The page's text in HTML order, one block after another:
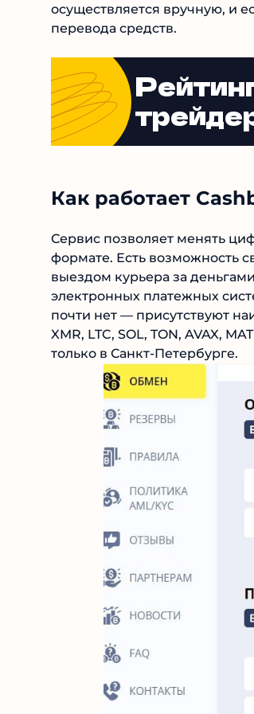
осуществляется вручную, и
перевода средств.
Как работает
Сервис позволяет менять
формате. Есть возможность
выездом курьера за
электронных платежных
почти нет — присутствуют
XMR, LTC, SOL, TON, AVAX,
только в Санкт-Петербурге.